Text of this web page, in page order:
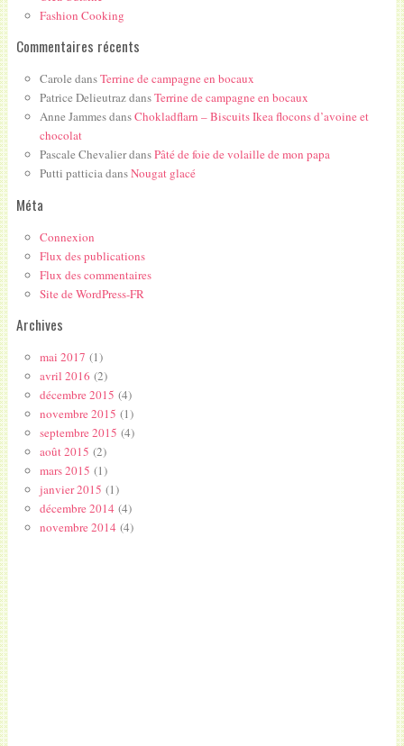
Fashion Cooking
Commentaires récents
Carole dansTerrine de campagne en bocaux
Patrice DelieutrazdansTerrine de campagne en bocaux
Anne JammesdansChokladflarn – Biscuits Ikea flocons d’avoine et
chocolat
Pascale ChevalierdansPâté de foie de volaille de mon papa
Putti patticiadansNougat glacé
Méta
Connexion
Flux des publications
Flux des commentaires
Site de WordPress-FR
Archives
mai 2017 (1)
avril 2016 (2)
décembre 2015 (4)
novembre 2015 (1)
septembre 2015 (4)
août 2015 (2)
mars 2015 (1)
janvier 2015 (1)
décembre 2014(4)
novembre 2014(4)